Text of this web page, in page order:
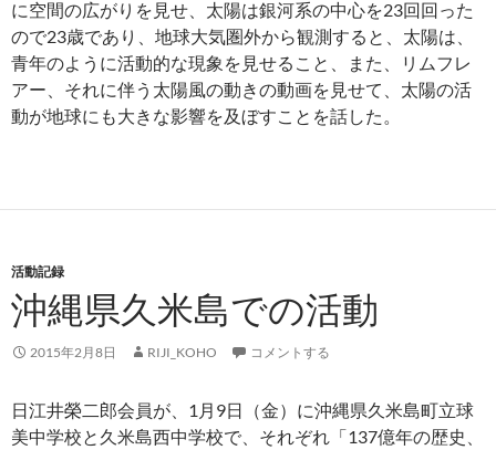
に空間の広がりを見せ、太陽は銀河系の中心を23回回った
ので23歳であり、地球大気圏外から観測すると、太陽は、
青年のように活動的な現象を見せること、また、リムフレ
アー、それに伴う太陽風の動きの動画を見せて、太陽の活
動が地球にも大きな影響を及ぼすことを話した。
活動記録
沖縄県久米島での活動
2015年2月8日 RIJI_KOHO コメントする
日江井榮二郎会員が、1月9日（金）に沖縄県久米島町立球
美中学校と久米島西中学校で、それぞれ「137億年の歴史、